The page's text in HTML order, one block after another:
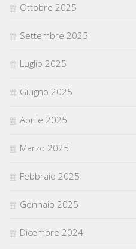
Ottobre 2025
Settembre 2025
Luglio 2025
Giugno 2025
Aprile 2025
Marzo 2025
Febbraio 2025
Gennaio 2025
Dicembre 2024